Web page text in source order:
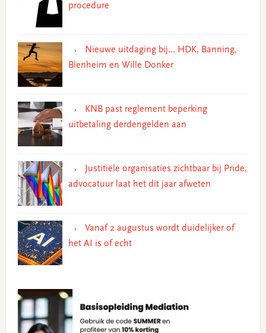
procedure
Nieuwe uitdaging bij… HDK, Banning,
Blenheim en Wille Donker
KNB past reglement beperking
uitbetaling derdengelden aan
Justitiële organisaties zichtbaar bij Pride,
advocatuur laat het dit jaar afweten
Vanaf 2 augustus wordt duidelijker of
het AI is of echt